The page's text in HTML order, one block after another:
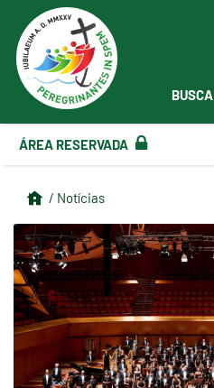
BUSCA
ÁREA RESERVADA
/ Notícias